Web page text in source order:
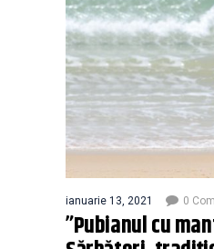
ianuarie 13, 2021 0
”Pubianul cu